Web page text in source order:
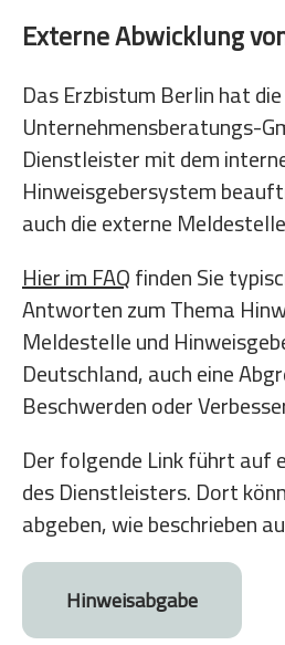
Externe Abwicklung
Das Erzbistum Berlin hat
Unternehmensberatungs-
Dienstleister mit dem
Hinweisgebersystem
auch die externe
Hier im FAQfinden Sie
Antworten zum Thema
Meldestelle und
Deutschland, auch eine
Beschwerden oder
Der folgende Link führt auf
des Dienstleisters. Dort
abgeben, wie beschrieben
Hinweisabgabe